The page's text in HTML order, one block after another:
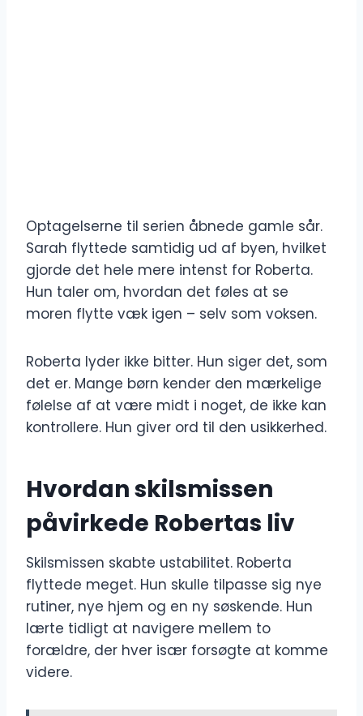
Optagelserne til serien åbnede gamle sår.
Sarah flyttede samtidig ud af byen, hvilket
gjorde det hele mere intenst for Roberta.
Hun taler om, hvordan det føles at se
moren flytte væk igen – selv som voksen.
Roberta lyder ikke bitter. Hun siger det, som
det er. Mange børn kender den mærkelige
følelse af at være midt i noget, de ikke kan
kontrollere. Hun giver ord til den usikkerhed.
Hvordan skilsmissen
påvirkede Robertas liv
Skilsmissen skabte ustabilitet. Roberta
flyttede meget. Hun skulle tilpasse sig nye
rutiner, nye hjem og en ny søskende. Hun
lærte tidligt at navigere mellem to
forældre, der hver især forsøgte at komme
videre.